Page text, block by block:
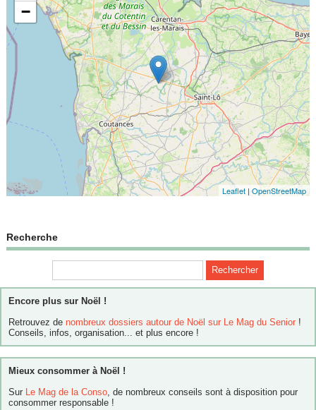
−
Leaflet |OpenStreetMap
Recherche
Encore plus sur Noël !
Retrouvez de nombreux dossiers autour de Noël sur Le Mag du Senior !
Conseils, infos, organisation... et plus encore !
Mieux consommer à Noël !
Sur
Le Mag de la Conso , de nombreux conseils sont à disposition pour
consommer responsable !